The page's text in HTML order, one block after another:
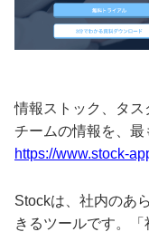
情報ストック、タ
チームの情報を、最
https://www.stock-
Stockは、社内のあ
きるツールです。